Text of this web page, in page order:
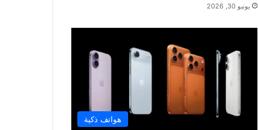
يونيو 30, 2026
هواتف ذكية